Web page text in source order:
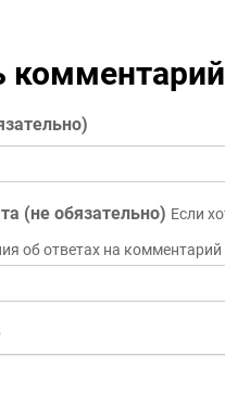
комментарий
(не обязательно) Если
об ответах на комментарий